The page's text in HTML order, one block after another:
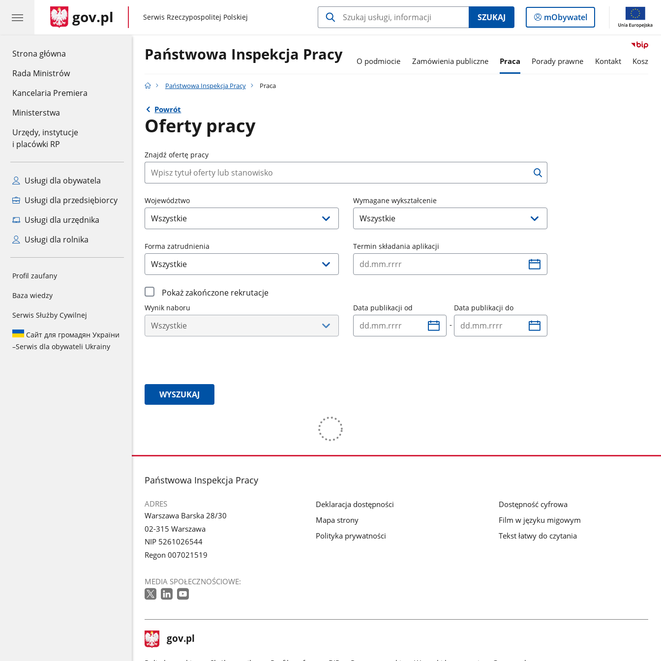
Strona główna
Rada Ministrów
Kancelaria Premiera
Ministerstwa
Urzędy, instytucje
i placówki RP
Usługi dla obywatela
Usługi dla przedsiębiorcy
Usługi dla urzędnika
Usługi dla rolnika
Profil zaufany
Baza wiedzy
Serwis Służby Cywilnej
Сайт для громадян України
–Serwis dla obywateli Ukrainy
gov.pl gov.pl
Serwis Rzeczypospolitej Polskiej SZUKAJ
Logowanie
do
mObywatel
Państwowa Inspekcja Pracy O podmiocie Zamówienia publiczne Praca Porady prawne Kontakt Kosz
Państwowa Inspekcja Pracy Praca
Powrót
Oferty pracy
Znajdź ofertę pracy
Województwo Wymagane wykształcenie
Forma zatrudnienia Termin składania aplikacji
Data publikacji od Data publikacji do
Filtrowanie
wyników
naboru
Pokaż zakończone rekrutacje
Wynik naboru
WYSZUKAJ
stopka
Państwowa Inspekcja Pracy
ADRES
Warszawa Barska 28/30
02-315 Warszawa
NIP 5261026544
Regon 007021519
MEDIA SPOŁECZNOŚCIOWE:
Deklaracja dostępności
Mapa strony
Polityka prywatności
Dostępność cyfrowa
Film w języku migowym
Tekst łatwy do czytania
stopka
gov.pl Strona
gov.pl